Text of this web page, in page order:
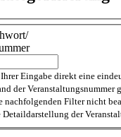
Eingabe direkt eine
der Veranstaltungsnummer
nachfolgenden Filter nicht
der